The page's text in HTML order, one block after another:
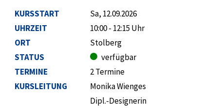
KURSSTART
UHRZEIT
ORT
STATUS
TERMINE
Sa, 12.09.2026
10:00 - 12:15 Uhr
Stolberg
verfügbar
2 Termine
KURSLEITUNG
Monika Wienges
Dipl.-Designerin